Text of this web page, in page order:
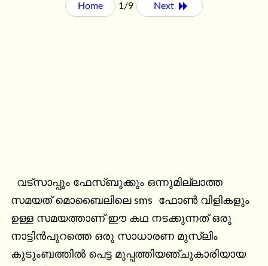
Home 1/9 Next
വട്സാപ്പും ഫേസ്‌ബുക്കും ഒന്നുമില്ലാത്ത
സമയത് മൊബൈലിലെ sms  ഫോൺ വിളികളും
ഉള്ള സമയത്താണ് ഈ കഥ നടക്കുന്നത് ഒരു
നാട്ടിൻപുറത്തെ ഒരു സാധാരണ മുസ്ലിം
കുടുംബത്തിൽ പെട്ട മുപ്പത്തിയഞ്ചുകാരിയായ